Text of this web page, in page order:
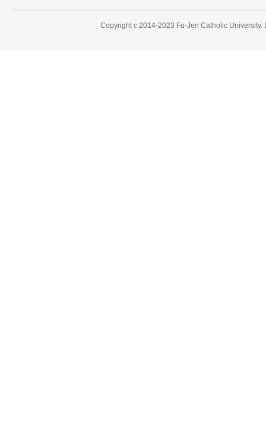
Copyright c 2014-2023 Fu-Jen Catholic